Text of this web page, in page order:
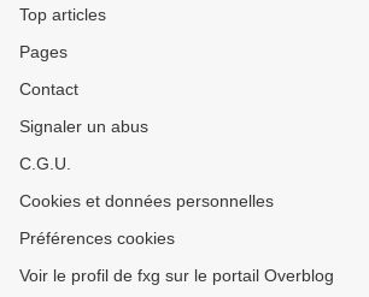
Top articles
Pages
Contact
Signaler un abus
C.G.U.
Cookies et données personnelles
Préférences cookies
Voir le profil de fxg sur le portail Overblog